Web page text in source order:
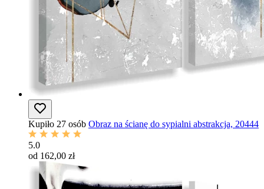
Kupiło 27 osób Obraz na ścianę do sypialni abstrakcja, 20444
5.0
od 162,00 zł